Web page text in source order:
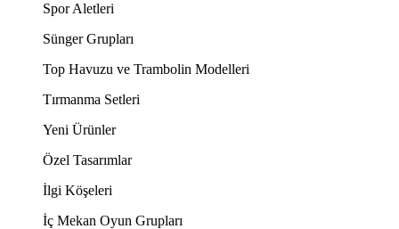
Spor Aletleri
Sünger Grupları
Top Havuzu ve Trambolin Modelleri
Tırmanma Setleri
Yeni Ürünler
Özel Tasarımlar
İlgi Köşeleri
İç Mekan Oyun Grupları